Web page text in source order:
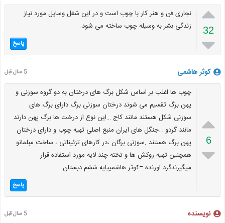

32

نجاری فن و هنر کار با چوب است و در این شغل وسایل مورد نیاز
زندگی بشر به وسیله چوب ساخته می شود.
پاسخ
کوثر هاشمی 5 سال قبل

6

چوب ها اغلب بر اساس شکل برگ های درختان به دو گروه سوزنی و
پهن برگ تقسیم می شوند درختان سوزنی برگ دارای برگ های
سوزنی شکل هستند مانند کاج …این نوع از درخت ها برگ پهن دارند
مانند گردو …جنگل های ایران منبع اصلی تهیه چوب و دارای درختان
پهن برگ هستند .سوزنی برگان ،در کارهای تزئیناتی ، ساخت مبلمانو
همچنین تهیه روکش ها و تخته چند لایه مورد استفاده قرار
میگیرندگرد اورنده =کوثر هاشمیپایه ششم دبستان
پاسخ
نویسنده 5 سال قبل